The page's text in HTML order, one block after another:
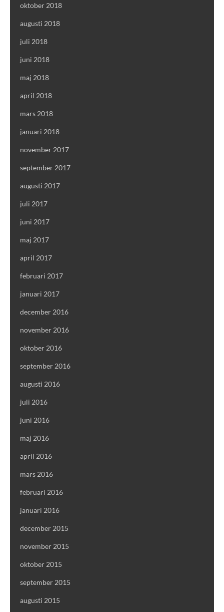
oktober 2018
augusti 2018
juli 2018
juni 2018
maj 2018
april 2018
mars 2018
januari 2018
november 2017
september 2017
augusti 2017
juli 2017
juni 2017
maj 2017
april 2017
februari 2017
januari 2017
december 2016
november 2016
oktober 2016
september 2016
augusti 2016
juli 2016
juni 2016
maj 2016
april 2016
mars 2016
februari 2016
januari 2016
december 2015
november 2015
oktober 2015
september 2015
augusti 2015